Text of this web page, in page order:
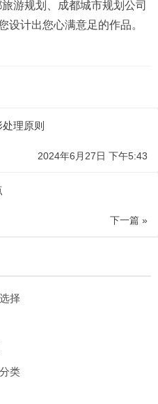
旅游规划、成都城市规划公司
设计出您心满意足的作品。
理原则
2024年6月27日 下午5:43
下一篇 »
择
类